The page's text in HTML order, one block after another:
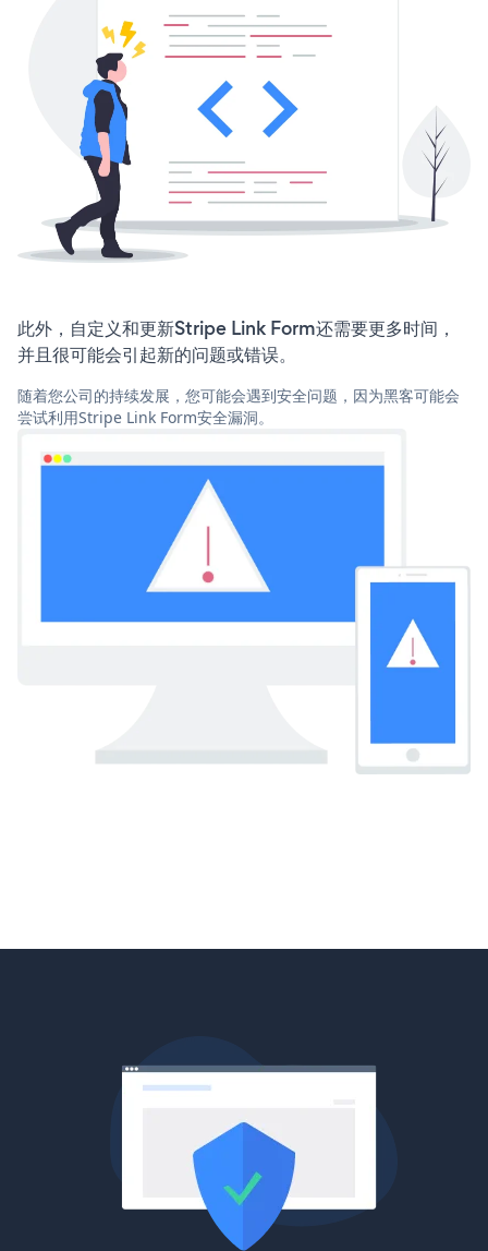
此外，自定义和更新Stripe Link Form还需要更多时间，
并且很可能会引起新的问题或错误。
随着您公司的持续发展，您可能会遇到安全问题，因为黑客可能会
尝试利用Stripe Link Form安全漏洞。